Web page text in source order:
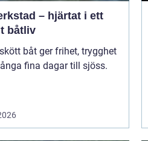
– hjärtat i ett
båtliv
båt ger frihet, trygghet
fina dagar till sjöss.